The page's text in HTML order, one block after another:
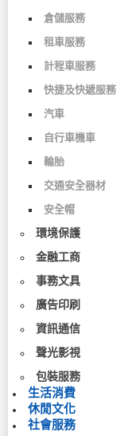
倉儲服務
租車服務
計程車服務
快捷及快遞服務
汽車
自行車機車
輪胎
交通安全器材
安全帽
環境保護
金融工商
事務文具
廣告印刷
資訊通信
聲光影視
包裝服務
生活消費
休閒文化
社會服務